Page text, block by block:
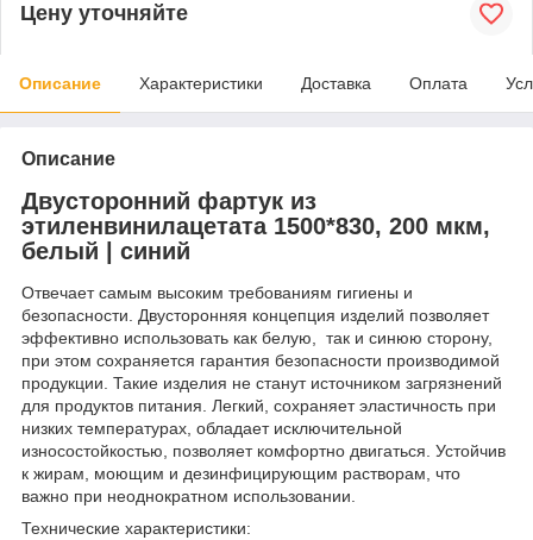
Цену уточняйте
Описание Характеристики Доставка Оплата
Описание
Двусторонний фартук из
этиленвинилацетата 1500*830, 200 мкм,
белый | синий
Отвечает самым высоким требованиям гигиены и
безопасности. Двусторонняя концепция изделий позволяет
эффективно использовать как белую, так и синюю сторону,
при этом сохраняется гарантия безопасности производимой
продукции. Такие изделия не станут источником загрязнений
для продуктов питания. Легкий, сохраняет эластичность при
низких температурах, обладает исключительной
износостойкостью, позволяет комфортно двигаться. Устойчив
к жирам, моющим и дезинфицирующим растворам, что
важно при неоднократном использовании.
Технические характеристики: